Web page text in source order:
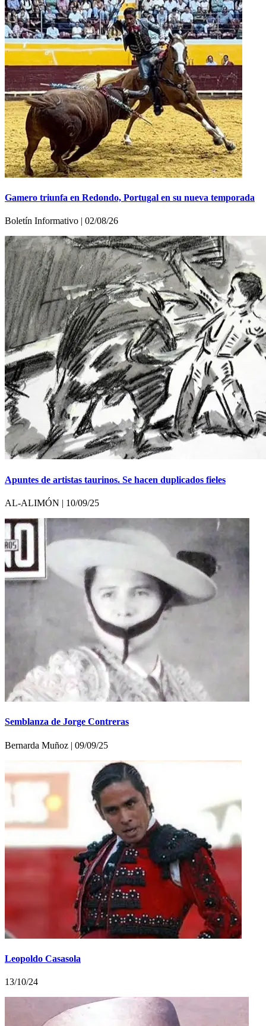
Gamero triunfa en Redondo, Portugal en su nueva temporada
Boletín Informativo | 02/08/26
Apuntes de artistas taurinos. Se hacen duplicados fieles
AL-ALIMÓN | 10/09/25
Semblanza de Jorge Contreras
Bernarda Muñoz | 09/09/25
Leopoldo Casasola
13/10/24